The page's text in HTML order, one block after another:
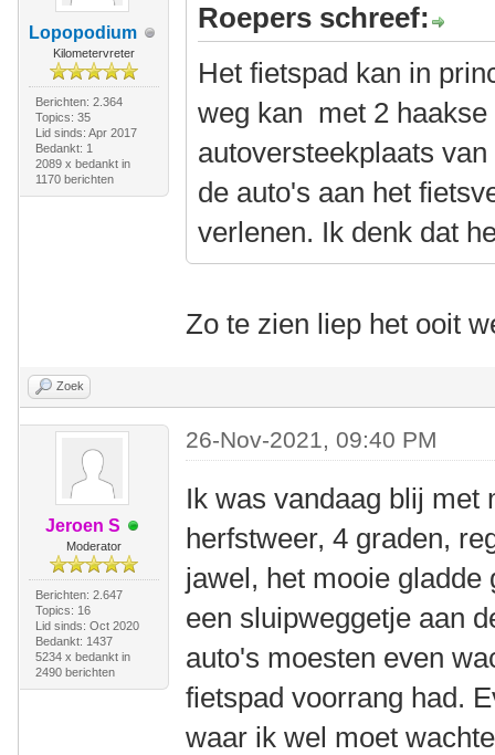
Lopopodium
Kilometervreter
Berichten: 2.364
Topics: 35
Lid sinds: Apr 2017
Bedankt: 1
2089 x bedankt in
1170 berichten
Roepers schreef:
Het fietspad kan in
weg kan met 2 haakse
autoversteekplaats
de auto's aan het
verlenen. Ik denk dat
Zo te zien liep het ooit
Zoek
Jeroen S
Moderator
Berichten: 2.647
Topics: 16
Lid sinds: Oct 2020
Bedankt: 1437
5234 x bedankt in
2490 berichten
26-Nov-2021, 09:40 PM
Ik was vandaag blij met
herfstweer, 4 graden,
jawel, het mooie
een sluipweggetje aan
auto's moesten even
fietspad voorrang had.
waar ik wel moet